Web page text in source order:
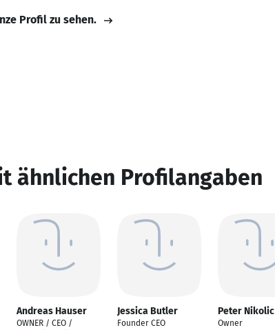
Profil zu sehen.
ähnlichen Profilangaben
Andreas Hauser
OWNER / CEO /
Jessica Butler
Founder CEO
Peter Nikolic
Owner